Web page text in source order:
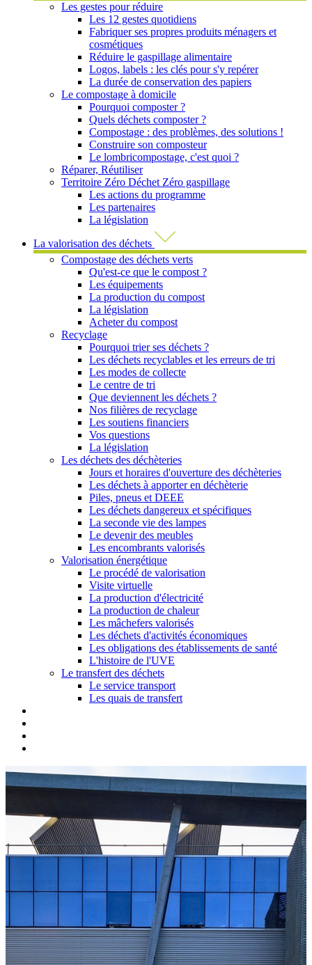
Les gestes pour réduire
Les 12 gestes quotidiens
Fabriquer ses propres produits ménagers et
cosmétiques
Réduire le gaspillage alimentaire
Logos, labels : les clés pour s'y repérer
La durée de conservation des papiers
Le compostage à domicile
Pourquoi composter ?
Quels déchets composter ?
Compostage : des problèmes, des solutions !
Construire son composteur
Le lombricompostage, c'est quoi ?
Réparer, Réutiliser
Territoire Zéro Déchet Zéro gaspillage
Les actions du programme
Les partenaires
La législation
La valorisation des déchets
Compostage des déchets verts
Qu'est-ce que le compost ?
Les équipements
La production du compost
La législation
Acheter du compost
Recyclage
Pourquoi trier ses déchets ?
Les déchets recyclables et les erreurs de tri
Les modes de collecte
Le centre de tri
Que deviennent les déchets ?
Nos filières de recyclage
Les soutiens financiers
Vos questions
La législation
Les déchets des déchèteries
Jours et horaires d'ouverture des déchèteries
Les déchets à apporter en déchèterie
Piles, pneus et DEEE
Les déchets dangereux et spécifiques
La seconde vie des lampes
Le devenir des meubles
Les encombrants valorisés
Valorisation énergétique
Le procédé de valorisation
Visite virtuelle
La production d'électricité
La production de chaleur
Les mâchefers valorisés
Les déchets d'activités économiques
Les obligations des établissements de santé
L'histoire de l'UVE
Le transfert des déchets
Le service transport
Les quais de transfert